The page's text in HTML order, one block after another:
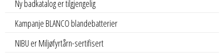
Ny badkatalog er tilgjengelig
Kampanje BLANCO blandebatterier
NIBU er Miljøfyrtårn-sertifisert